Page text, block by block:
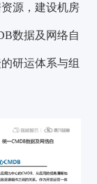
源，建设机房
数据及网络自
研运体系与组